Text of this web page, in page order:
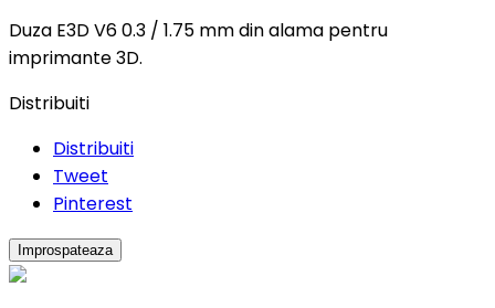
Duza E3D V6 0.3 / 1.75 mm din alama pentru
imprimante 3D.
Distribuiti
Distribuiti
Tweet
Pinterest